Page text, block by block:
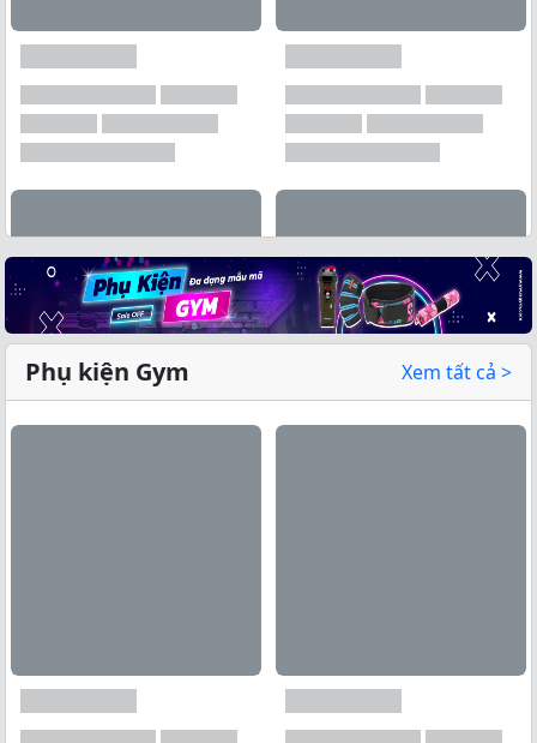
Xem tất cả →
Phụ kiện Gym Xem tất cả >